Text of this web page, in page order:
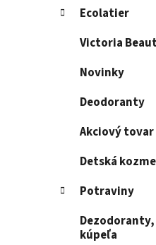
Ecolatier
Victoria
Novinky
Deodoranty
Akciový tovar
Detská
Potraviny
kúpeľa